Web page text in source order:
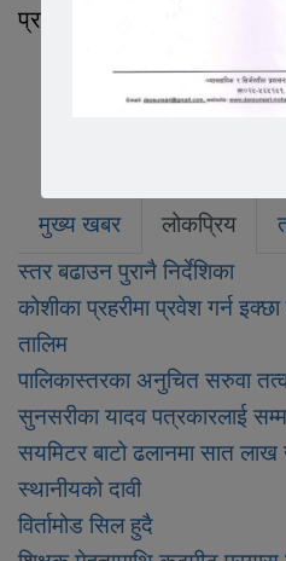
प्रतिकृया दिनुभयो ।
मुख्य खबर लोकप्रिय
स्तर बढाउन पुरानै निर्देशिका
कोशीका प्रहरीमा प्रवेश गर्न
तालिम
पालिकास्तरका अनुचित सरुवा
सुनसरीका यादव पत्रकारलाई
सयमिटर बाटो ढलानमा सात
स्थानीयको दावी
विर्तामोड सिल हुदै